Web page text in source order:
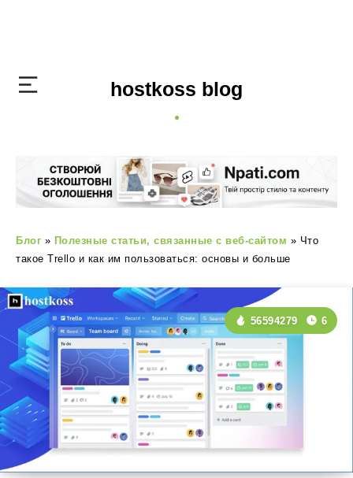
hostkoss blog
Блог » Полезные статьи, связанные с веб-сайтом » Что
такое Trello и как им пользоваться: основы и больше
56594279 6